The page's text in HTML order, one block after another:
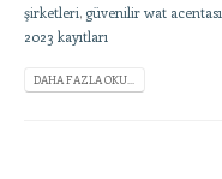
şirketleri, güvenilir wat acentası
2023 kayıtları
DAHA FAZLA OKU...